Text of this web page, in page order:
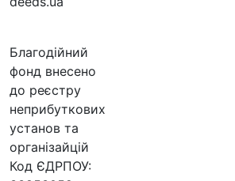
Благодійний
фонд внесено
до реєстру
неприбуткових
установ та
організайцій
Код ЄДРПОУ: